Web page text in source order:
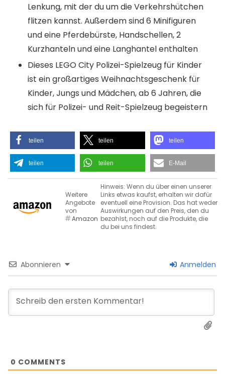
Lenkung, mit der du um die Verkehrshütchen
flitzen kannst. Außerdem sind 6 Minifiguren
und eine Pferdebürste, Handschellen, 2
Kurzhanteln und eine Langhantel enthalten
Dieses LEGO City Polizei-Spielzeug für Kinder
ist ein großartiges Weihnachtsgeschenk für
Kinder, Jungs und Mädchen, ab 6 Jahren, die
sich für Polizei- und Reit-Spielzeug begeistern
teilen teilen teilen
teilen teilen E-Mail
Weitere
Angebote
von
Amazon
Hinweis: Wenn du über einen unserer
Links etwas kaufst, erhalten wir dafür
eventuell eine Provision. Das hat weder
Auswirkungen auf den Preis, den du
bezahlst, noch auf die Produkte, die
du bei uns findest.
Abonnieren Anmelden
0 COMMENTS